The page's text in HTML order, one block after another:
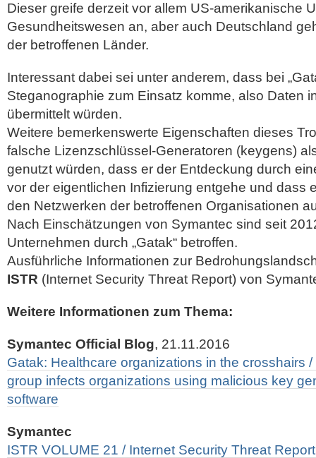
Dieser greife derzeit vor allem US-amerikanische
Gesundheitswesen an, aber auch Deutschland
der betroffenen Länder.
Interessant dabei sei unter anderem, dass bei
Steganographie zum Einsatz komme, also Daten
übermittelt würden.
Weitere bemerkenswerte Eigenschaften dieses
falsche Lizenzschlüssel-Generatoren (keygens)
genutzt würden, dass er der Entdeckung durch
vor der eigentlichen Infizierung entgehe und dass
den Netzwerken der betroffenen Organisationen
Nach Einschätzungen von Symantec sind seit
Unternehmen durch „Gatak“ betroffen.
Ausführliche Informationen zur
ISTR (Internet Security Threat Report) von
Weitere Informationen zum Thema:
Symantec Official Blog, 21.11.2016
Gatak: Healthcare organizations in the crosshairs
group infects organizations using malicious key
software
Symantec
ISTR VOLUME 21 / Internet Security Threat